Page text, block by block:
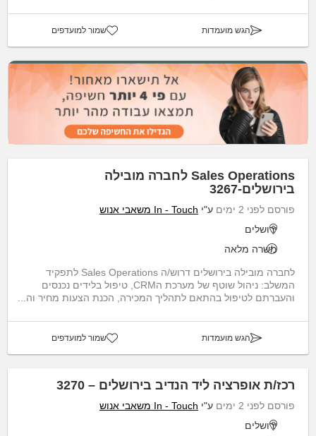
הגש מועמדות שמור למועדפים
Sales Operations לחברה מובילה
בירושלים-3267
פורסם לפני 2 ימים ע"י In - Touch משאבי אנוש
ירושלים
משרה מלאה
לחברה מובילה בירושלים דרוש/ה Sales Operations לתפקיד
המשלב: ניהול שוטף של מערכת הCRM, טיפול בלידים נכנסים
והעברתם לטיפול בהתאם לתהליך המכירה, הכנת הצעות מחיר וה...
הגש מועמדות שמור למועדפים
רכז/ת אופרציה ליד הנדיב בירושלים – 3270
פורסם לפני 2 ימים ע"י In - Touch משאבי אנוש
ירושלים